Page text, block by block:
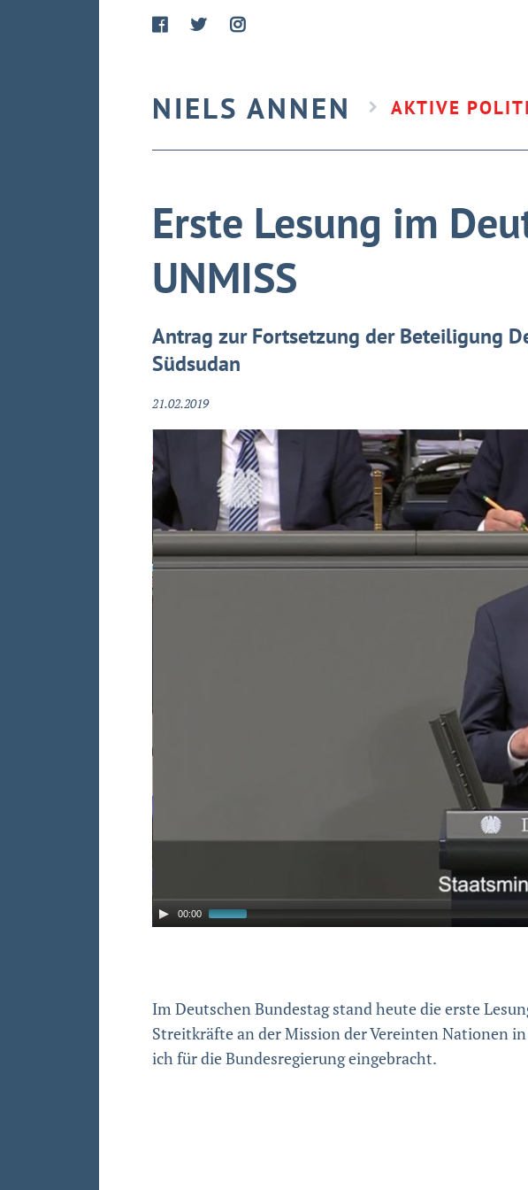
NIELS ANNEN AKTIVE
Erste Lesung im
UNMISS
Antrag zur Fortsetzung der Beteiligung
Südsudan
21.02.2019
00:00
Im Deutschen Bundestag stand heute die erste
Streitkräfte an der Mission der Vereinten Nationen
ich für die Bundesregierung eingebracht.